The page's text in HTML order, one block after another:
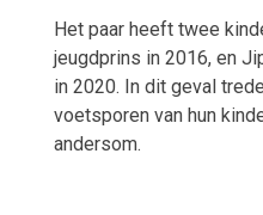
Het paar heeft twee
jeugdprins in 2016, en
in 2020. In dit geval
voetsporen van hun
andersom.